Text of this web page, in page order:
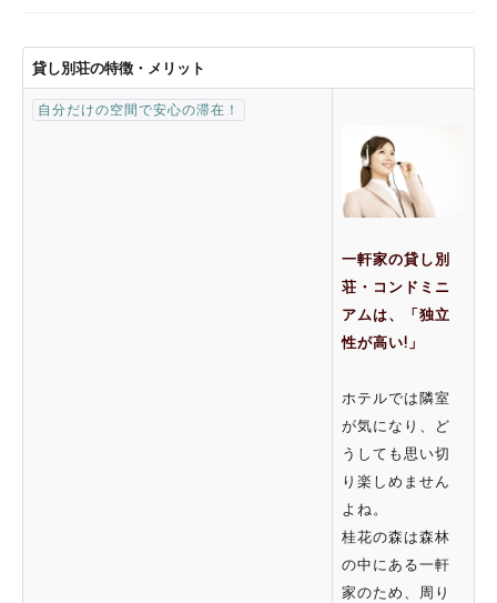
貸し別荘の特徴・メリット
自分だけの空間で安心の滞在！
一軒家の貸し別
荘・コンドミニ
アムは、「独立
性が高い!」
ホテルでは隣室
が気になり、ど
うしても思い切
り楽しめません
よね。
桂花の森は森林
の中にある一軒
家のため、周り